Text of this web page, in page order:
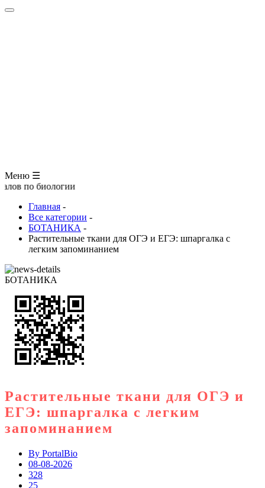
Меню ☰
Главная -
Все категории -
БОТАНИКА -
Растительные ткани для ОГЭ и ЕГЭ: шпаргалка с
легким запоминанием
БОТАНИКА
Растительные ткани для ОГЭ и
ЕГЭ: шпаргалка с легким
запоминанием
By PortalBio
08-08-2026
328
25